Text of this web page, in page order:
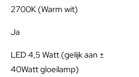
2700K (Warm wit)
Ja
LED 4,5 Watt (gelijk aan ±
40Watt gloeilamp)